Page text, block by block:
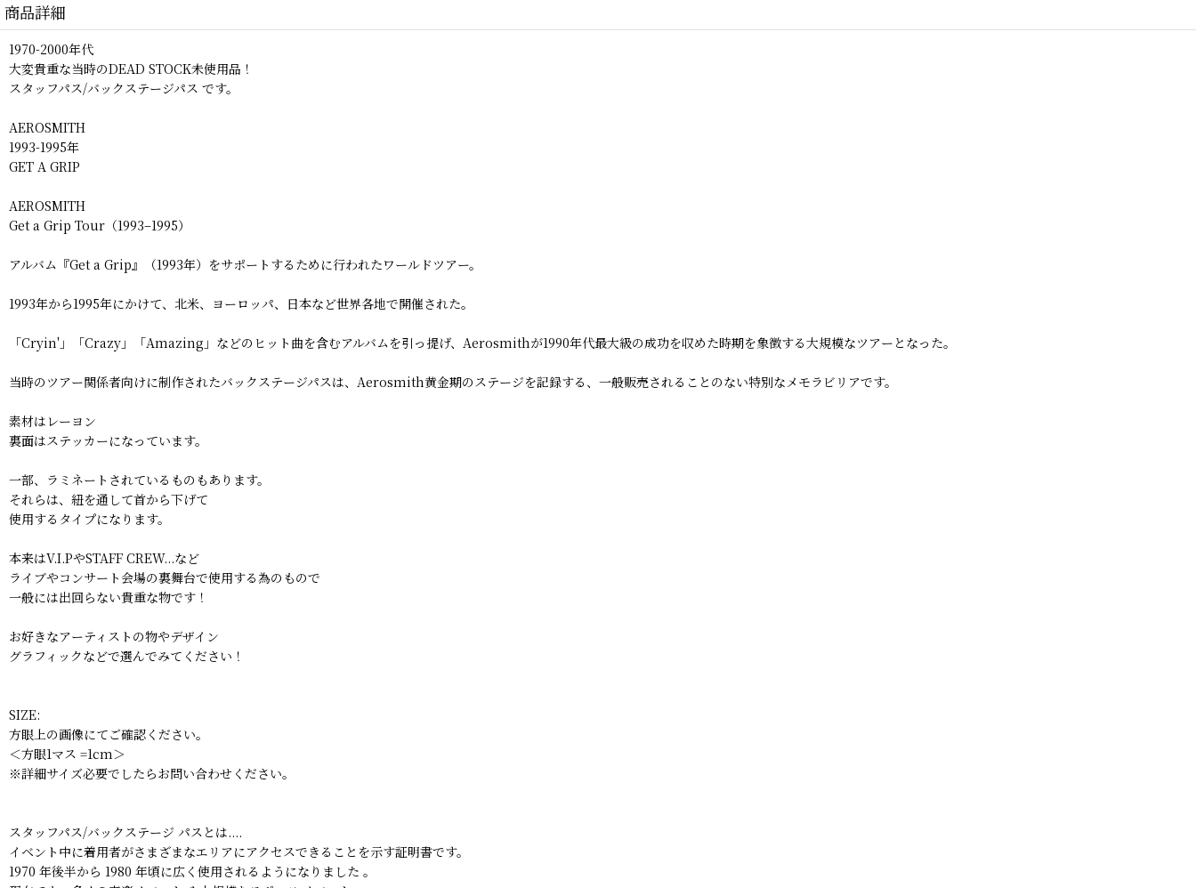
商品詳細
1970-2000年代
大変貴重な当時のDEAD STOCK未使用品！
スタッフパス/バックステージパス です。
AEROSMITH
1993-1995年
GET A GRIP
AEROSMITH
Get a Grip Tour（1993–1995）
アルバム『Get a Grip』（1993年）をサポートするために行われたワールドツアー。
1993年から1995年にかけて、北米、ヨーロッパ、日本など世界各地で開催された。
「Cryin'」「Crazy」「Amazing」などのヒット曲を含むアルバムを引っ提げ、Aerosmithが1990年代最大級の成功を収めた時期を象徴する大規模なツアーとなった。
当時のツアー関係者向けに制作されたバックステージパスは、Aerosmith黄金期のステージを記録する、一般販売されることのない特別なメモラビリアです。
素材はレーヨン
裏面はステッカーになっています。
一部、ラミネートされているものもあります。
それらは、紐を通して首から下げて
使用するタイプになります。
本来はV.I.PやSTAFF CREW...など
ライブやコンサート会場の裏舞台で使用する為のもので
一般には出回らない貴重な物です！
お好きなアーティストの物やデザイン
グラフィックなどで選んでみてください！
SIZE:
方眼上の画像にてご確認ください。
＜方眼1マス =1cm＞
※詳細サイズ必要でしたらお問い合わせください。
スタッフパス/バックステージ パスとは....
イベント中に着用者がさまざまなエリアにアクセスできることを示す証明書です。
1970 年後半から 1980 年頃に広く使用されるようになりました 。